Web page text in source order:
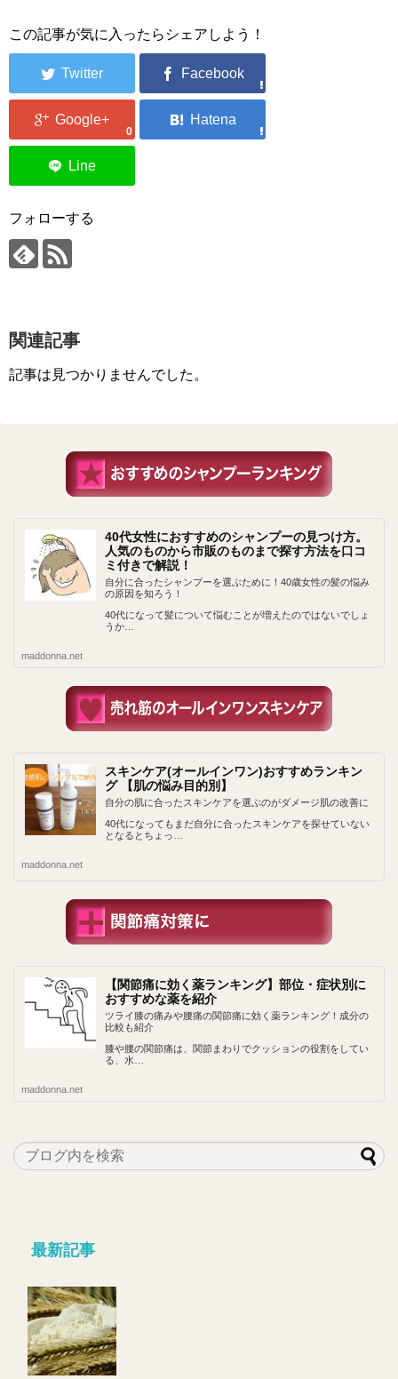
この記事が気に入ったらシェアしよう！
0
フォローする
関連記事
記事は見つかりませんでした。
40代女性におすすめのシャンプーの見つけ方。
人気のものから市販のものまで探す方法を口コ
ミ付きで解説！
自分に合ったシャンプーを選ぶために！40歳女性の髪の悩み
の原因を知ろう！
40代になって髪について悩むことが増えたのではないでしょ
うか…
maddonna.net
スキンケア(オールインワン)おすすめランキン
グ 【肌の悩み目的別】
自分の肌に合ったスキンケアを選ぶのがダメージ肌の改善に
40代になってもまだ自分に合ったスキンケアを探せていない
となるとちょっ…
maddonna.net
【関節痛に効く薬ランキング】部位・症状別に
おすすめな薬を紹介
ツライ膝の痛みや腰痛の関節痛に効く薬ランキング！成分の
比較も紹介
膝や腰の関節痛は、関節まわりでクッションの役割をしてい
る、水…
maddonna.net
最新記事